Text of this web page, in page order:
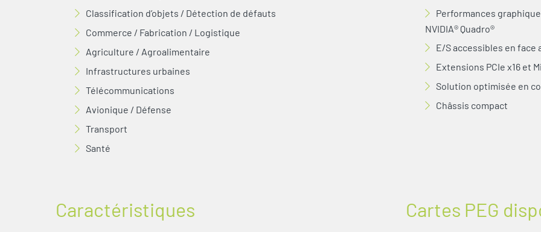
Classification d’objets / Détection de défauts
Commerce / Fabrication / Logistique
Agriculture / Agroalimentaire
Infrastructures urbaines
Télécommunications
Avionique / Défense
Transport
Santé
Performances
NVIDIA® Quadro®
E/S accessibles en face
Extensions PCIe x16 et
Solution optimisée en
Châssis compact
Caractéristiques Cartes PEG